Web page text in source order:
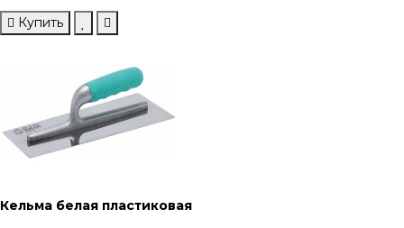
Купить
Кельма белая пластиковая